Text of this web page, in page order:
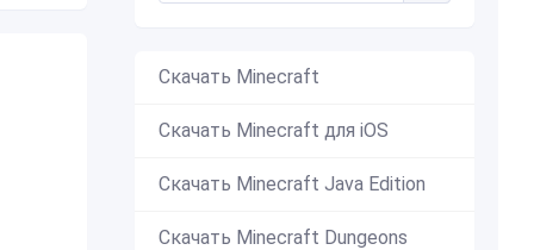
Скачать Minecraft
Скачать Minecraft для iOS
Скачать Minecraft Java Edition
Скачать Minecraft Dungeons